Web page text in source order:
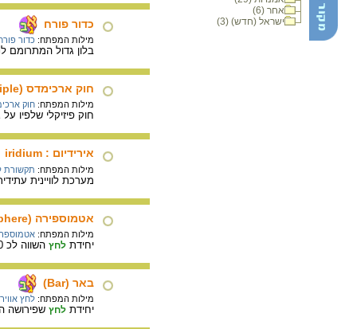
אחר (6)
ישראל (חדש) (3)
כדור פורח
מילות המפתח: כדור
בלון גדול המתרומם
חוק ארכימדס (Arcimedes' Principle)
מילות המפתח: חוק
חוק פיזיקלי שלפיו
אירידיום : iridium
מילות המפתח: תקשורת
מערכת לוויינית
אטמוספירה (Atmosphere)
מילות המפתח:
יחידת לחץ השווה לכ 100,000
באר (Bar)
מילות המפתח: לחץ אוויר
יחידת לחץ שפירושה הוא